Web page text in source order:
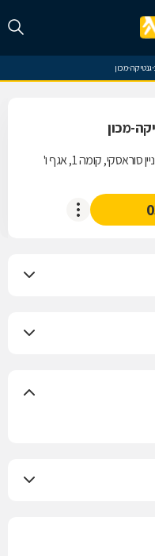
גנטיקה-מכון
מכון